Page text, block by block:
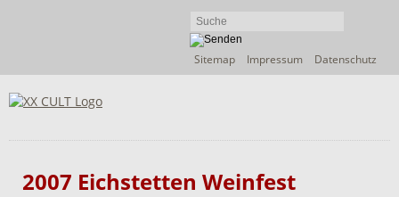
Navigation
Sitemap Impressum Datenschutz
2007 Eichstetten Weinfest